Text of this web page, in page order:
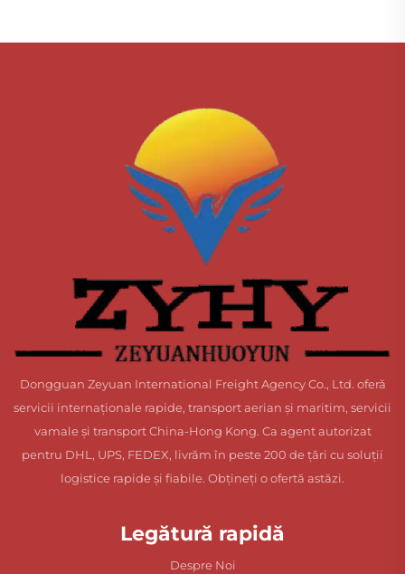
Dongguan Zeyuan International Freight Agency Co., Ltd. oferă
servicii internaționale rapide, transport aerian și maritim, servicii
vamale și transport China-Hong Kong. Ca agent autorizat
pentru DHL, UPS, FEDEX, livrăm în peste 200 de țări cu soluții
logistice rapide și fiabile. Obțineți o ofertă astăzi.
Legătură rapidă
Despre Noi